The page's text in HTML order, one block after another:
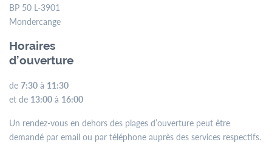
BP 50 L-3901
Mondercange
Horaires
d’ouverture
de 7:30 à 11:30
et de 13:00 à 16:00
Un rendez-vous en dehors des plages d’ouverture peut être
demandé par email ou par téléphone auprès des services respectifs.